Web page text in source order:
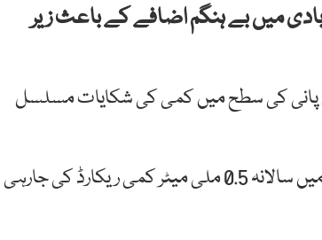
کمی اور آبادی میں بے ہنگم اضافے کے باعث زیر
میں زمین کی تہہ میں پانی کی سطح میں کمی کی شکایات مسلسل
ماہرین کا کہنا ہے کہ نئی تحقیق کے مطابق پانی کی زیرزمین سطح میں سالانہ 0.5 ملی میٹر کمی ریکارڈ کی جارہی